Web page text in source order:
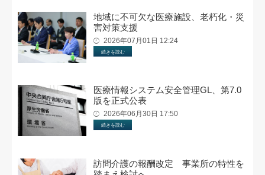
地域に不可欠な医療施設、老朽化・災
害対策支援
2026年07月01日 12:24
続きを読む
医療情報システム安全管理GL、第7.0
版を正式公表
2026年06月30日 17:50
続きを読む
訪問介護の報酬改定 事業所の特性を